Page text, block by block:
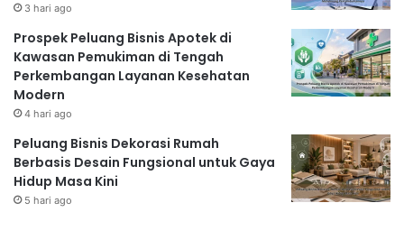
3 hari ago
Prospek Peluang Bisnis Apotek di
Kawasan Pemukiman di Tengah
Perkembangan Layanan Kesehatan
Modern
4 hari ago
Peluang Bisnis Dekorasi Rumah
Berbasis Desain Fungsional untuk Gaya
Hidup Masa Kini
5 hari ago